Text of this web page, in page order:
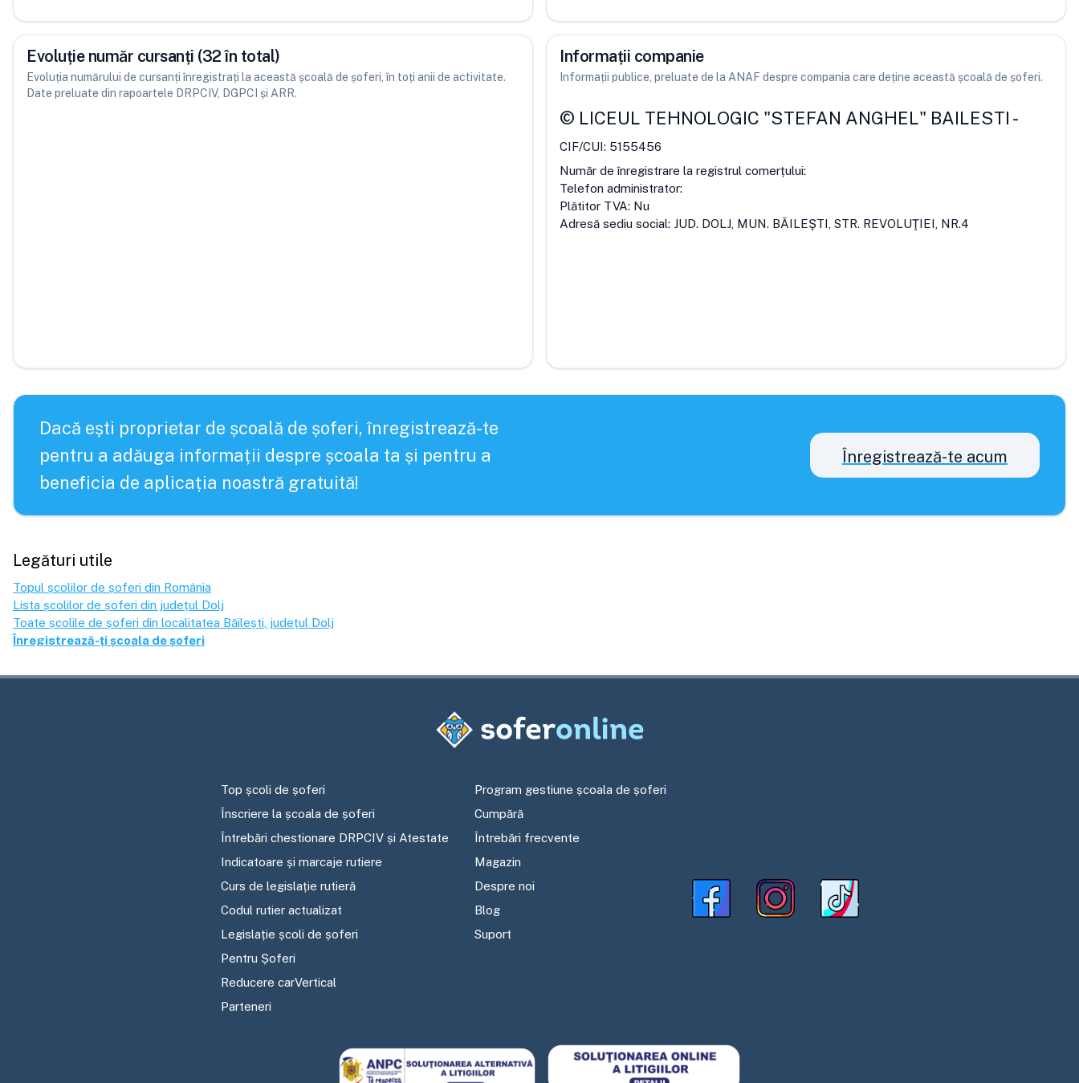
Evoluție număr cursanți (32 în total)
Evoluția numărului de cursanți înregistrați la această școală de șoferi, în toți anii de activitate.
Date preluate din rapoartele DRPCIV, DGPCI și ARR.
Informații companie
Informații publice, preluate de la ANAF despre compania care deține această școală de șoferi.
© LICEUL TEHNOLOGIC "STEFAN ANGHEL" BAILESTI -
CIF/CUI: 5155456
Număr de înregistrare la registrul comerțului:
Telefon administrator:
Plătitor TVA: Nu
Adresă sediu social: JUD. DOLJ, MUN. BĂILEŞTI, STR. REVOLUŢIEI, NR.4
Dacă ești proprietar de școală de șoferi, înregistrează-te
pentru a adăuga informații despre școala ta și pentru a
beneficia de aplicația noastră gratuită!
Înregistrează-te acum
Legături utile
Topul școlilor de șoferi din România
Lista școlilor de șoferi din județul Dolj
Toate școlile de șoferi din localitatea Băilești , județul Dolj
Înregistrează-ți școala de șoferi
Top școli de șoferi
Înscriere la școala de șoferi
Întrebări chestionare DRPCIV și Atestate
Indicatoare și marcaje rutiere
Curs de legislație rutieră
Codul rutier actualizat
Legislație școli de șoferi
Pentru Șoferi
Reducere carVertical
Parteneri
Program gestiune școala de șoferi
Cumpără
Întrebări frecvente
Magazin
Despre noi
Blog
Suport